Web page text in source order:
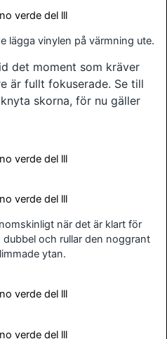
lägga vinylen på värmning ute.
det moment som kräver
är fullt fokuserade. Se till
skorna, för nu gäller
när det är klart för
och rullar den noggrant
ytan.